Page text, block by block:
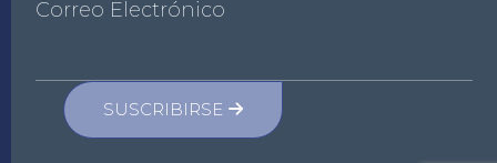
Correo Electrónico
SUSCRIBIRSE